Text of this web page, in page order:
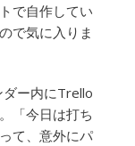
で自作してい
で気に入りま
ー内にTrello
「今日は打ち
て、意外にパ